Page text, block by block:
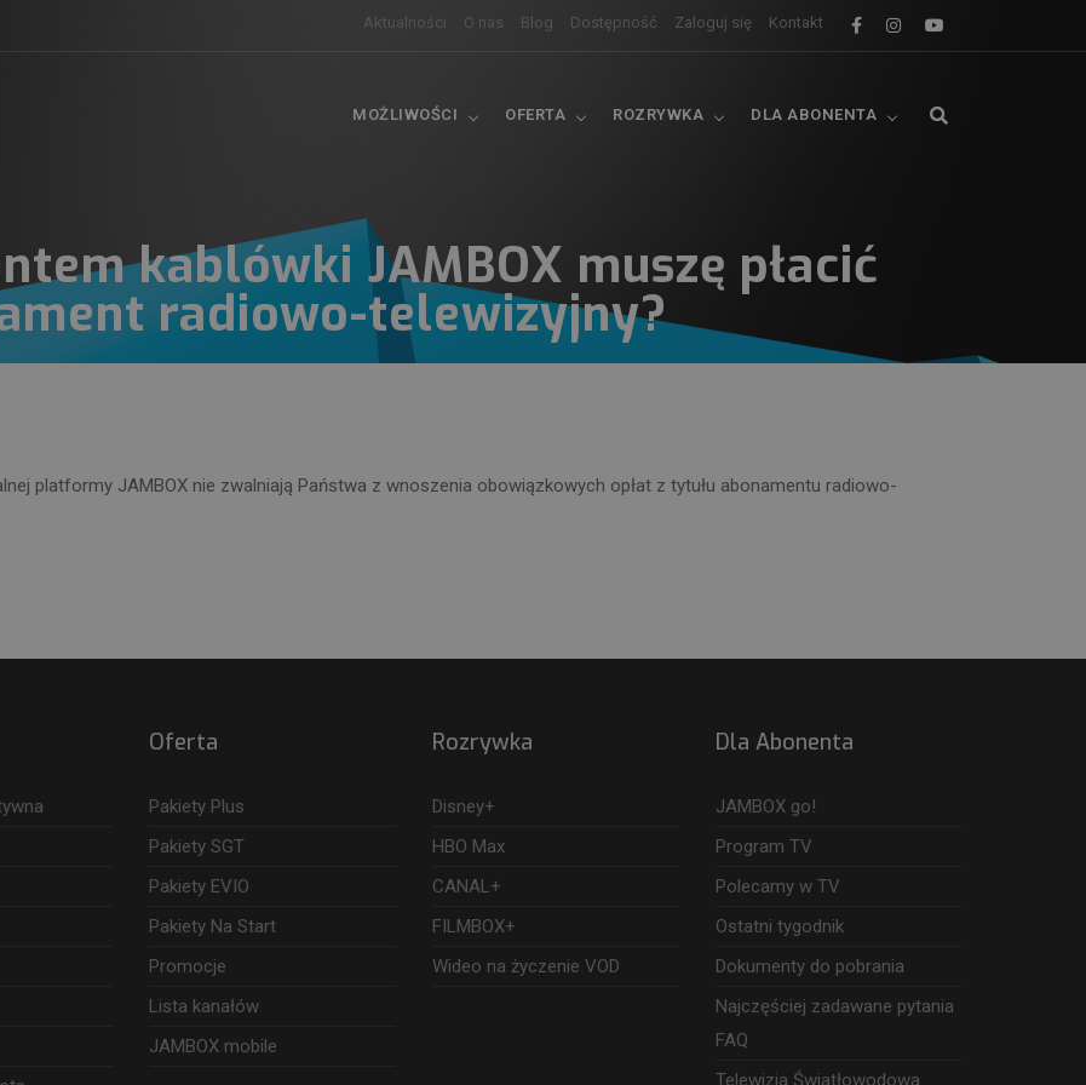
Aktualności O nas Blog Dostępność Zaloguj się Kontakt
MOŻLIWOŚCI OFERTA ROZRYWKA DLA ABONENTA
kablówki JAMBOX muszę płacić
radiowo-telewizyjny?
platformy JAMBOX nie zwalniają Państwa z wnoszenia obowiązkowych opłat z tytułu abonamentu radiowo-
Oferta
Pakiety Plus
Pakiety SGT
Pakiety EVIO
Pakiety Na Start
Promocje
Lista kanałów
JAMBOX mobile
Rozrywka
Disney+
HBO Max
CANAL+
FILMBOX+
Wideo na życzenie VOD
Dla Abonenta
JAMBOX go!
Program TV
Polecamy w TV
Ostatni tygodnik
Dokumenty do pobrania
Najczęściej zadawane pytania
FAQ
Telewizja Światłowodowa